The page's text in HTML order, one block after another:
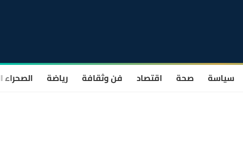
سياسة صحة اقتصاد فن وثقافة رياضة الصحراء